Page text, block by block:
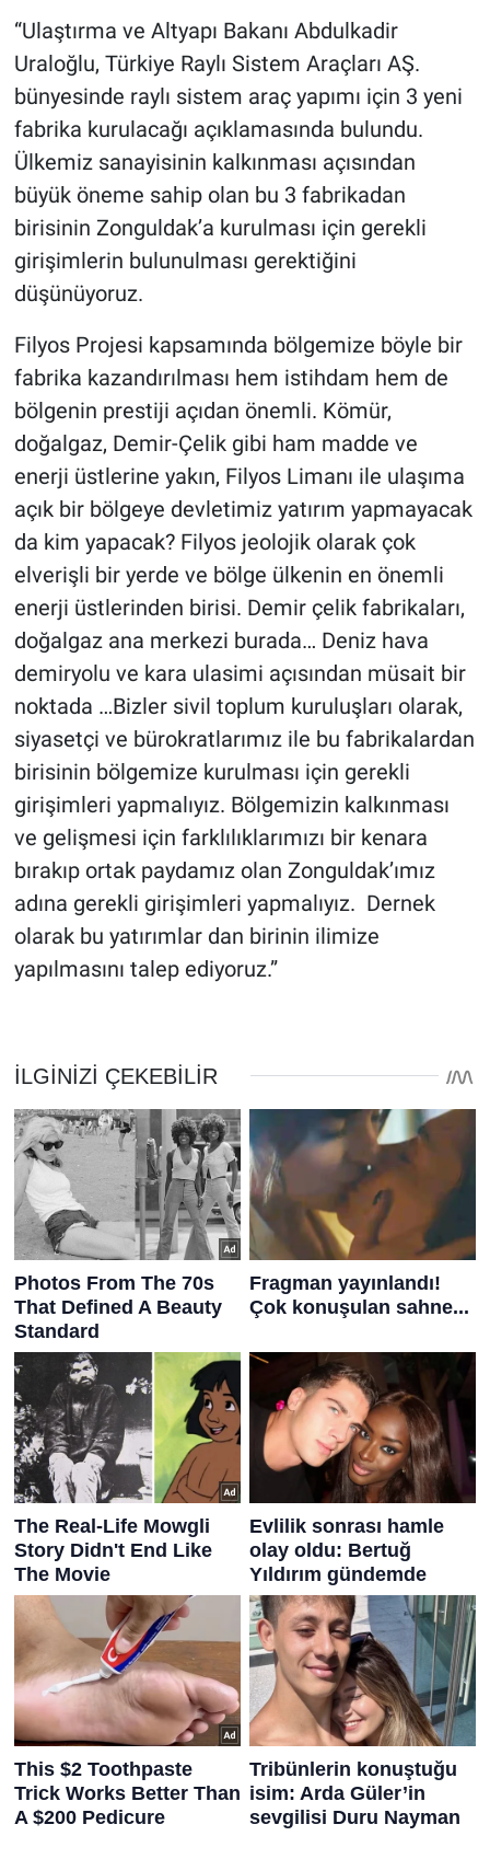
“Ulaştırma ve Altyapı Bakanı Abdulkadir
Uraloğlu, Türkiye Raylı Sistem Araçları AŞ.
bünyesinde raylı sistem araç yapımı için 3 yeni
fabrika kurulacağı açıklamasında bulundu.
Ülkemiz sanayisinin kalkınması açısından
büyük öneme sahip olan bu 3 fabrikadan
birisinin Zonguldak’a kurulması için gerekli
girişimlerin bulunulması gerektiğini
düşünüyoruz.
Filyos Projesi kapsamında bölgemize böyle bir
fabrika kazandırılması hem istihdam hem de
bölgenin prestiji açıdan önemli. Kömür,
doğalgaz, Demir-Çelik gibi ham madde ve
enerji üstlerine yakın, Filyos Limanı ile ulaşıma
açık bir bölgeye devletimiz yatırım yapmayacak
da kim yapacak? Filyos jeolojik olarak çok
elverişli bir yerde ve bölge ülkenin en önemli
enerji üstlerinden birisi. Demir çelik fabrikaları,
doğalgaz ana merkezi burada… Deniz hava
demiryolu ve kara ulasimi açısından müsait bir
noktada …Bizler sivil toplum kuruluşları olarak,
siyasetçi ve bürokratlarımız ile bu fabrikalardan
birisinin bölgemize kurulması için gerekli
girişimleri yapmalıyız. Bölgemizin kalkınması
ve gelişmesi için farklılıklarımızı bir kenara
bırakıp ortak paydamız olan Zonguldak’ımız
adına gerekli girişimleri yapmalıyız. Dernek
olarak bu yatırımlar dan birinin ilimize
yapılmasını talep ediyoruz.”